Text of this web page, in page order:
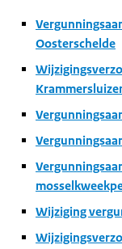
Oosterschelde
Wijziging